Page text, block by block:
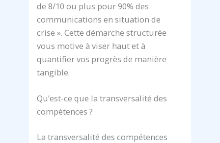
de 8/10 ou plus pour 90% des
communications en situation de
crise ». Cette démarche structurée
vous motive à viser haut et à
quantifier vos progrès de manière
tangible.
Qu’est-ce que la transversalité des
compétences ?
La transversalité des compétences